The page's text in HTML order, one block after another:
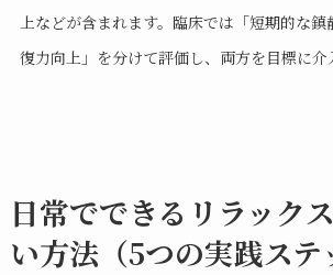
上などが含まれます。臨床では「短期的な鎮
復力向上」を分けて評価し、両方を目標に介
日常でできるリラック
い方法（5つの実践ステ